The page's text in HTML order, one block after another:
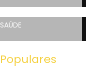
SAÚDE
Populares